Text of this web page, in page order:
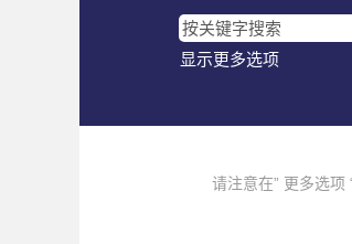
显示更多选项
请注意在” 更多选项